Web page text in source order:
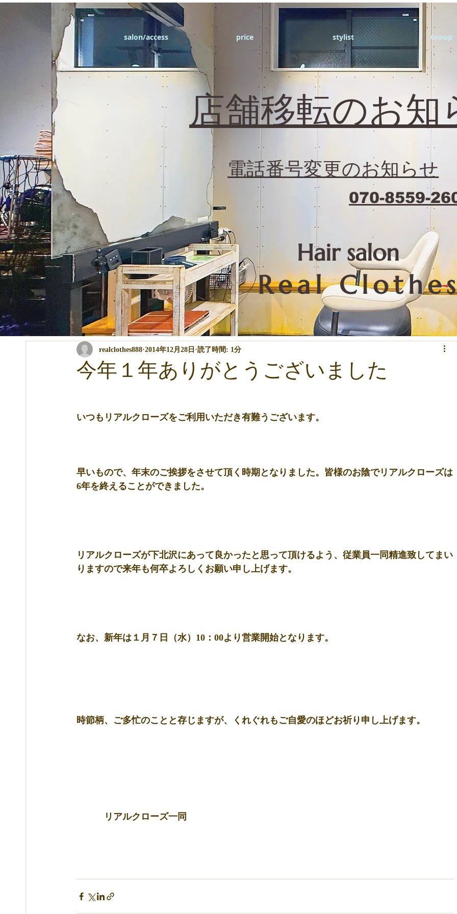
全ての記事 コンテスト・イベント関係 パーマ・カラー・トリートメントなど技術関係 重要なこと お知らせ
講習関係 ブログ
今年１年ありがとうございました
realclothes888 2014年12月28日 読了時間: 1分
いつもリアルクローズをご利用いただき有難うございます。
早いもので、年末のご挨拶をさせて頂く時期となりました。皆様のお陰でリアルクローズは
6年を終えることができました。
リアルクローズが下北沢にあって良かったと思って頂けるよう、従業員一同精進致してまい
りますので来年も何卒よろしくお願い申し上げます。
なお、新年は１月７日（水）10：00より営業開始となります。
時節柄、ご多忙のことと存じますが、くれぐれもご自愛のほどお祈り申し上げます。
リアルクローズ一同
エフィラージュカット
店舗移転のお知
電話番号変更のお知らせ
070-8559-
​Hair salon
Real
salon/access price stylist Group